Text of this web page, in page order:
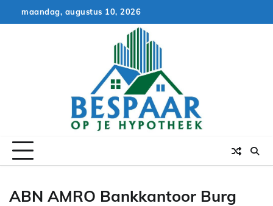
to
maandag, augustus 10, 2026
ABN AMRO Bankkantoor Burg